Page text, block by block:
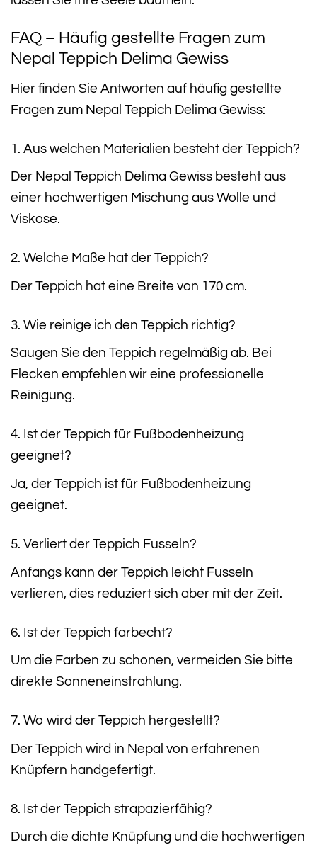
FAQ – Häufig gestellte Fragen zum
Nepal Teppich Delima Gewiss
Hier finden Sie Antworten auf häufig gestellte
Fragen zum Nepal Teppich Delima Gewiss:
1. Aus welchen Materialien besteht der Teppich?
Der Nepal Teppich Delima Gewiss besteht aus
einer hochwertigen Mischung aus Wolle und
Viskose.
2. Welche Maße hat der Teppich?
Der Teppich hat eine Breite von 170 cm.
3. Wie reinige ich den Teppich richtig?
Saugen Sie den Teppich regelmäßig ab. Bei
Flecken empfehlen wir eine professionelle
Reinigung.
4. Ist der Teppich für Fußbodenheizung
geeignet?
Ja, der Teppich ist für Fußbodenheizung
geeignet.
5. Verliert der Teppich Fusseln?
Anfangs kann der Teppich leicht Fusseln
verlieren, dies reduziert sich aber mit der Zeit.
6. Ist der Teppich farbecht?
Um die Farben zu schonen, vermeiden Sie bitte
direkte Sonneneinstrahlung.
7. Wo wird der Teppich hergestellt?
Der Teppich wird in Nepal von erfahrenen
Knüpfern handgefertigt.
8. Ist der Teppich strapazierfähig?
Durch die dichte Knüpfung und die hochwertigen